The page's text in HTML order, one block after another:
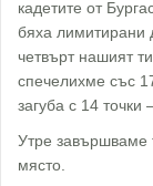
кадетите от
бяха лимитирани
четвърт нашият
спечелихме със
загуба с 14 точки
Утре завършваме
място.